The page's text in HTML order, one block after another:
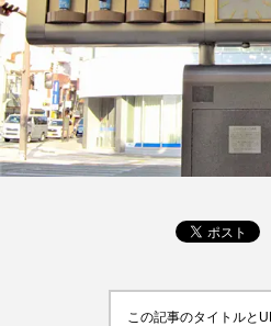
この記事のタイトルと